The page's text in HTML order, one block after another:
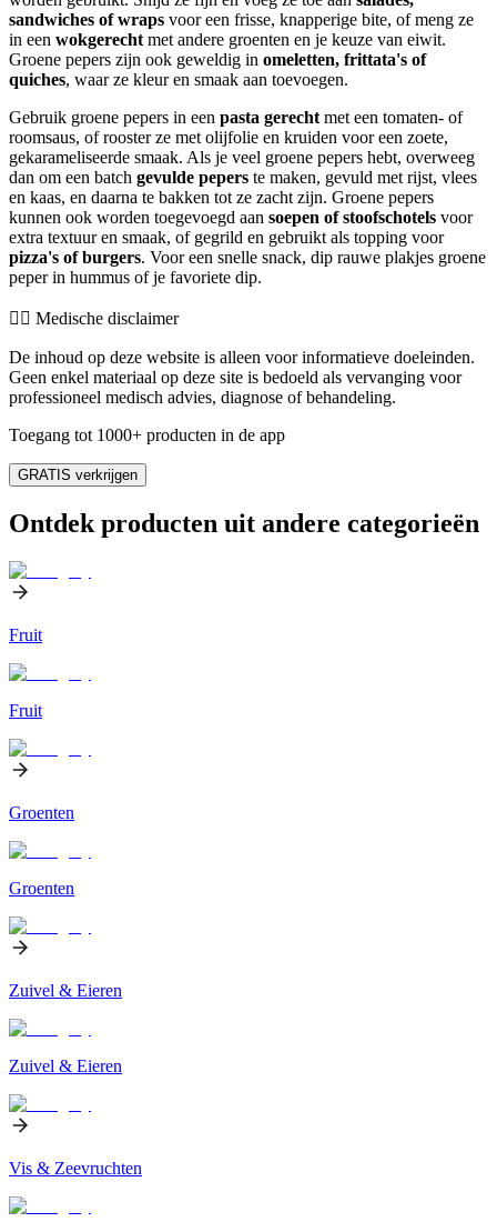
sandwiches of wraps voor een frisse, knapperige bite, of meng ze
in een wokgerecht met andere groenten en je keuze van eiwit.
Groene pepers zijn ook geweldig in omeletten, frittata's of
quiches, waar ze kleur en smaak aan toevoegen.
Gebruik groene pepers in een pasta gerecht met een tomaten- of
roomsaus, of rooster ze met olijfolie en kruiden voor een zoete,
gekarameliseerde smaak. Als je veel groene pepers hebt, overweeg
dan om een batch gevulde pepers te maken, gevuld met rijst, vlees
en kaas, en daarna te bakken tot ze zacht zijn. Groene pepers
kunnen ook worden toegevoegd aan soepen of stoofschotels voor
extra textuur en smaak, of gegrild en gebruikt als topping voor
pizza's of burgers. Voor een snelle snack, dip rauwe plakjes groene
peper in hummus of je favoriete dip.
👨‍⚕️️ Medische disclaimer
De inhoud op deze website is alleen voor informatieve doeleinden.
Geen enkel materiaal op deze site is bedoeld als vervanging voor
professioneel medisch advies, diagnose of behandeling.
Toegang tot 1000+ producten in de app
GRATIS verkrijgen
Ontdek producten uit andere categorieën
Fruit
Fruit
Groenten
Groenten
Zuivel & Eieren
Zuivel & Eieren
Vis & Zeevruchten